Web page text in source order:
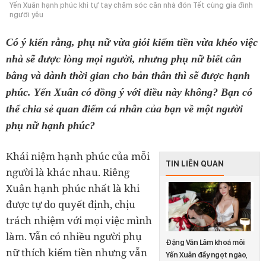
Yến Xuân hạnh phúc khi tự tay chăm sóc căn nhà đón Tết cùng gia đình
người yêu
Có ý kiến rằng, phụ nữ vừa giỏi kiếm tiền vừa khéo việc
nhà sẽ được lòng mọi người, nhưng phụ nữ biết cân
bằng và dành thời gian cho bản thân thì sẽ được hạnh
phúc. Yến Xuân có đồng ý với điều này không? Bạn có
thể chia sẻ quan điểm cá nhân của bạn về một người
phụ nữ hạnh phúc?
TIN LIÊN QUAN
Đặng Văn Lâm khoá môi
Yến Xuân đầy ngọt ngào,
Khái niệm hạnh phúc của mỗi
người là khác nhau. Riêng
Xuân hạnh phúc nhất là khi
được tự do quyết định, chịu
trách nhiệm với mọi việc mình
làm. Vẫn có nhiều người phụ
nữ thích kiếm tiền nhưng vẫn